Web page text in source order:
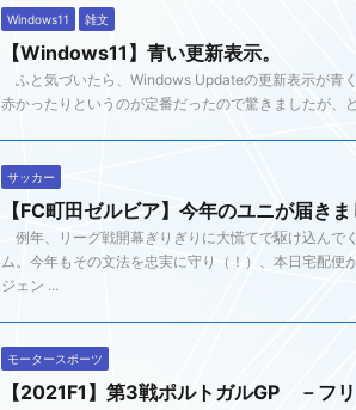
Windows11 雑文
【Windows11】青い更新表示。
ふと気づいたら、Windows Updateの更新表示が青
赤かったりというのが定番だったので驚きましたが、
サッカー
【FC町田ゼルビア】今年のユニが届きま
例年、リーグ戦開幕ぎりぎりに大慌てで駆け込んで
ム。今年もその文法を忠実に守り（！）、本日宅配
ジェン ...
モータースポーツ
【2021F1】第3戦ポルトガルGP －フ